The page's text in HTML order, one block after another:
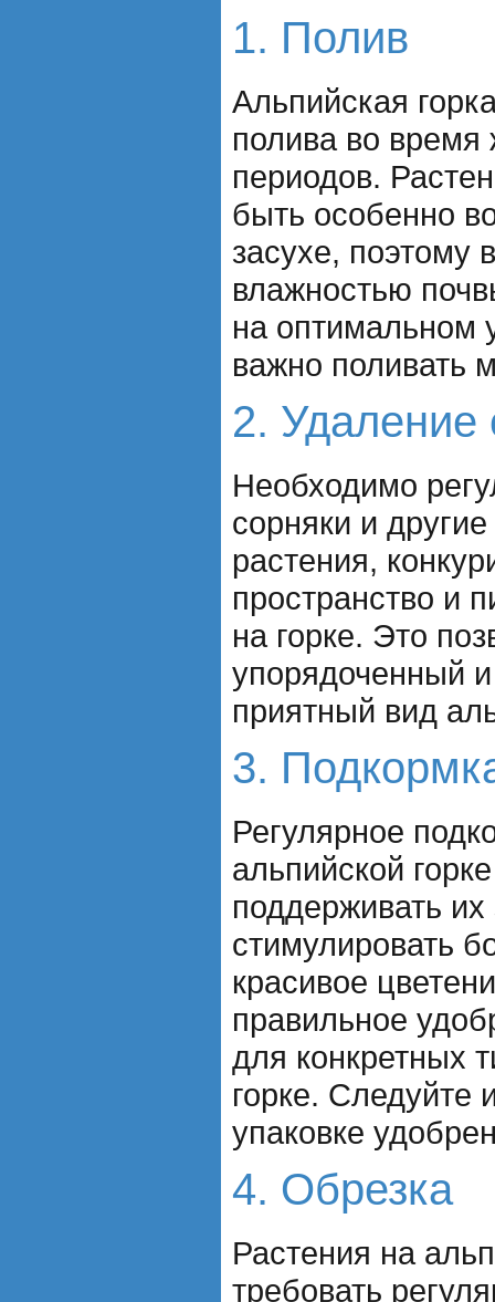
1. Полив
Альпийская
полива во время
периодов.
быть особенно
засухе, поэтому
влажностью
на оптимальном
важно поливать
2. Удаление
Необходимо
сорняки и
растения,
пространство и
на горке. Это
упорядоченный и
приятный вид
3.
Регулярное
альпийской
поддерживать их
стимулировать
красивое
правильное
для конкретных
горке. Следуйте
упаковке
4. Обрезка
Растения на
требовать